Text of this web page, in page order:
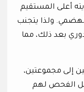
أعلى المستقيم
ولذا يتجنب
بعد ذلك، مما
إلى مجموعتين،
الفحص لهم